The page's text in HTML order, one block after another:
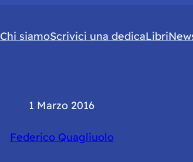
Chi siamoScrivici una dedicaLibri
1 Marzo 2016
Federico Quagliuolo